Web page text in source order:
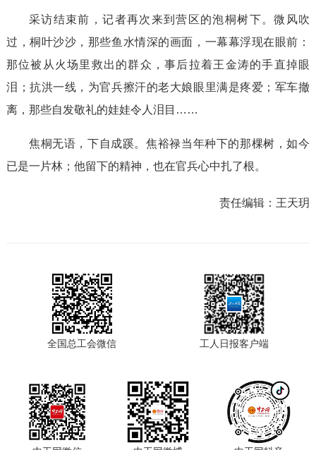
采访结束前，记者再次来到营区的泡桐树下。微风吹
过，桐叶沙沙，那些鱼水情深的画面，一幕幕浮现在眼前：
那位被从火场里救出的群众，事后拉着王金涛的手直掉眼
泪；抗洪一线，为官兵擦汗的老大娘眼里满是疼爱；军车撤
离，那些自发敬礼的娃娃令人泪目……
焦桐无语，下自成蹊。焦裕禄当年种下的那棵树，如今
已是一片林；他留下的精神，也在官兵心中扎了根。
责任编辑： 王天玥
全国总工会微信 工人日报客户端